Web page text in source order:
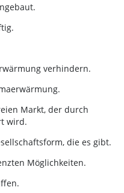
verhindern.
Markt, der durch
wird.
die es gibt.
Möglichkeiten.